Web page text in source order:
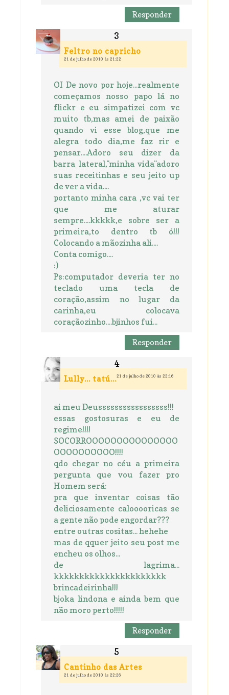
Responder
Feltro no capricho
21 de julho de 2010 às 21:22
OI De novo por hoje...realmente
começamos nosso papo lá no
flickr e eu simpatizei com vc
muito tb,mas amei de paixão
quando vi esse blog,que me
alegra todo dia,me faz rir e
pensar....Adoro seu dizer da
barra lateral,"minha vida"adoro
suas receitinhas e seu jeito up
de ver a vida....
portanto minha cara ,vc vai ter
que me aturar
sempre....kkkkk,e sobre ser a
primeira,to dentro tb ó!!!
Colocando a mãozinha ali....
Conta comigo....
:)
Ps:computador deveria ter no
teclado uma tecla de
coração,assim no lugar da
carinha,eu colocava
coraçãozinho....bjinhos fui...
Responder
Lully... tatú...21 de julho de 2010 às 22:16
ai meu Deusssssssssssssssss!!!
essas gostosuras e eu de
regime!!!!
SOCORROOOOOOOOOOOOOOO
OOOOOOOOOO!!!!
qdo chegar no céu a primeira
pergunta que vou fazer pro
Homem será:
pra que inventar coisas tão
deliciosamente calooooricas se
a gente não pode engordar???
entre outras cositas... hehehe
mas de qquer jeito seu post me
encheu os olhos...
de lagrima...
kkkkkkkkkkkkkkkkkkkkkk
brincadeirinha!!!
bjoka lindona e ainda bem que
não moro perto!!!!!
Responder
Cantinho das Artes
21 de julho de 2010 às 22:26